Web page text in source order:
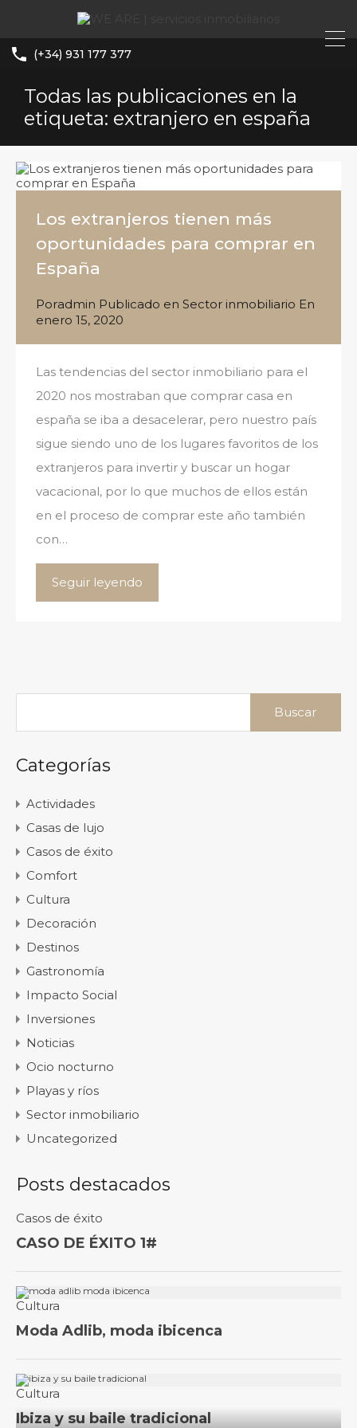
(+34) 931 177 377
Todas las publicaciones en la
etiqueta: extranjero en españa
Los extranjeros tienen más
oportunidades para comprar en
España
Poradmin Publicado en Sector inmobiliario En
enero 15, 2020
Las tendencias del sector inmobiliario para el
2020 nos mostraban que comprar casa en
españa se iba a desacelerar, pero nuestro país
sigue siendo uno de los lugares favoritos de los
extranjeros para invertir y buscar un hogar
vacacional, por lo que muchos de ellos están
en el proceso de comprar este año también
con…
Seguir leyendo
Buscar:
Categorías
Actividades
Casas de lujo
Casos de éxito
Comfort
Cultura
Decoración
Destinos
Gastronomía
Impacto Social
Inversiones
Noticias
Ocio nocturno
Playas y ríos
Sector inmobiliario
Uncategorized
Posts destacados